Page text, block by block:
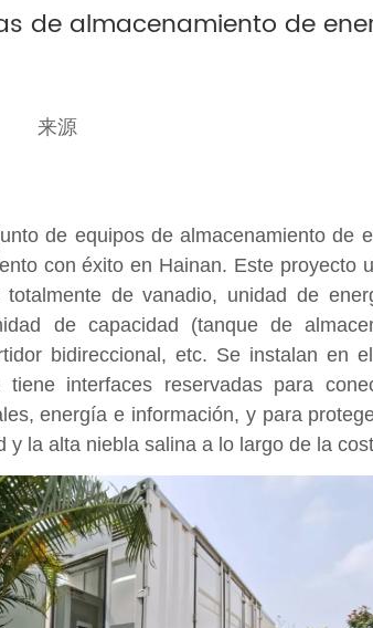
de almacenamiento de
来源